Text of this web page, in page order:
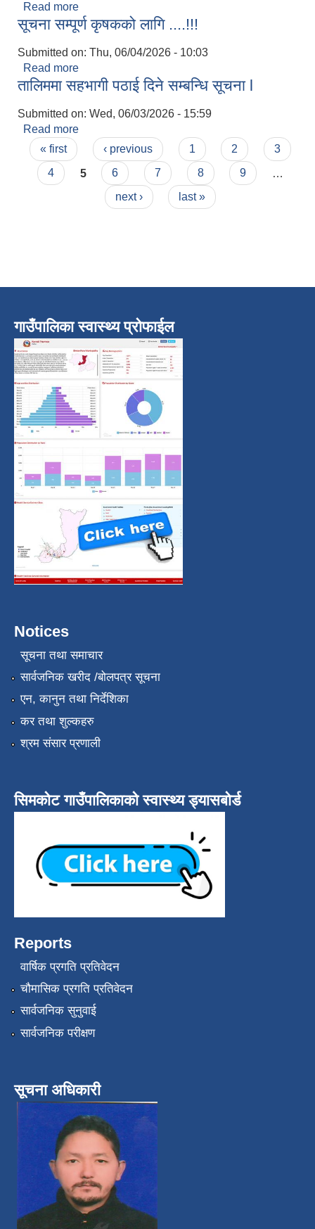
Read more
सूचना सम्पूर्ण कृषकको लागि ....!!!
Submitted on: Thu, 06/04/2026 - 10:03
Read more
तालिममा सहभागी पठाई दिने सम्बन्धि सूचना l
Submitted on: Wed, 06/03/2026 - 15:59
Read more
Pages
« first ‹ previous 1 2
3
4
5 6 7 8 9
next ›
last »
गाउँपालिका स्वास्थ्य प्रोफाईल
Notices
सूचना तथा समाचार
सार्वजनिक खरीद /बोलपत्र सूचना
एन, कानुन तथा निर्देशिका
कर तथा शुल्कहरु
श्रम संसार प्रणाली
सिमकोट गाउँपालिकाको स्वास्थ्य ड्यासबोर्ड
Reports
वार्षिक प्रगति प्रतिवेदन
चौमासिक प्रगति प्रतिवेदन
सार्वजनिक सुनुवाई
सार्वजनिक परीक्षण
सूचना अधिकारी